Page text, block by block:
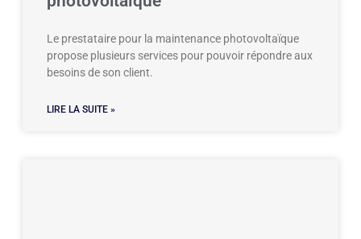
Le prestataire pour la maintenance photovoltaïque
propose plusieurs services pour pouvoir répondre aux
besoins de son client.
LIRE LA SUITE »